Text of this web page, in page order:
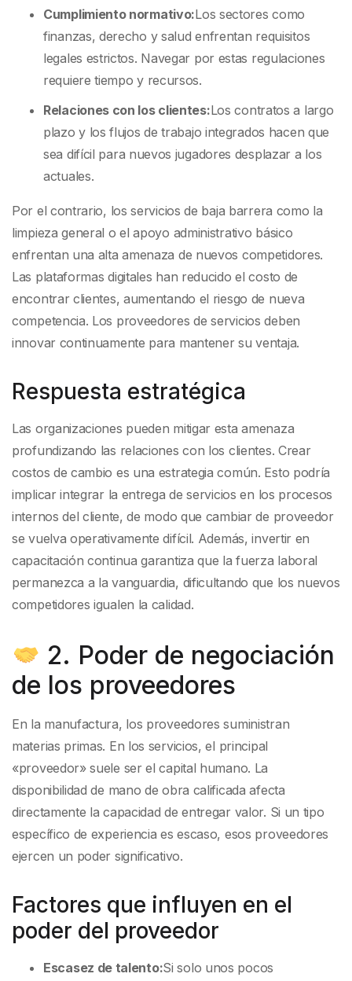
Cumplimiento normativo:Los sectores como
finanzas, derecho y salud enfrentan requisitos
legales estrictos. Navegar por estas regulaciones
requiere tiempo y recursos.
Relaciones con los clientes:Los contratos a largo
plazo y los flujos de trabajo integrados hacen que
sea difícil para nuevos jugadores desplazar a los
actuales.
Por el contrario, los servicios de baja barrera como la
limpieza general o el apoyo administrativo básico
enfrentan una alta amenaza de nuevos competidores.
Las plataformas digitales han reducido el costo de
encontrar clientes, aumentando el riesgo de nueva
competencia. Los proveedores de servicios deben
innovar continuamente para mantener su ventaja.
Respuesta estratégica
Las organizaciones pueden mitigar esta amenaza
profundizando las relaciones con los clientes. Crear
costos de cambio es una estrategia común. Esto podría
implicar integrar la entrega de servicios en los procesos
internos del cliente, de modo que cambiar de proveedor
se vuelva operativamente difícil. Además, invertir en
capacitación continua garantiza que la fuerza laboral
permanezca a la vanguardia, dificultando que los nuevos
competidores igualen la calidad.
2. Poder de negociación
de los proveedores
En la manufactura, los proveedores suministran
materias primas. En los servicios, el principal
«proveedor» suele ser el capital humano. La
disponibilidad de mano de obra calificada afecta
directamente la capacidad de entregar valor. Si un tipo
específico de experiencia es escaso, esos proveedores
ejercen un poder significativo.
Factores que influyen en el
poder del proveedor
Escasez de talento:Si solo unos pocos